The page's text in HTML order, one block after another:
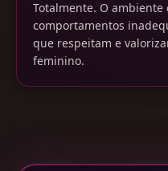
Totalmente. O
comportamentos
que respeitam e
feminino.